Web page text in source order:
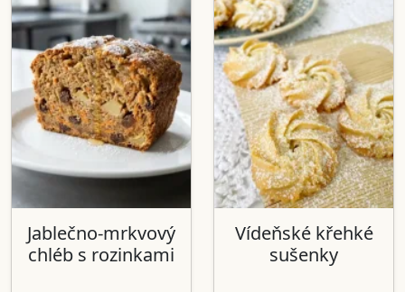
Jablečno-mrkvový
chléb s rozinkami
Vídeňské křehké
sušenky